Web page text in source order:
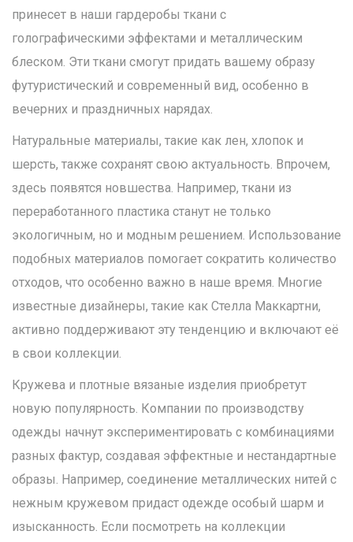
принесет в наши гардеробы ткани с
голографическими эффектами и металлическим
блеском. Эти ткани смогут придать вашему образу
футуристический и современный вид, особенно в
вечерних и праздничных нарядах.
Натуральные материалы, такие как лен, хлопок и
шерсть, также сохранят свою актуальность. Впрочем,
здесь появятся новшества. Например, ткани из
переработанного пластика станут не только
экологичным, но и модным решением. Использование
подобных материалов помогает сократить количество
отходов, что особенно важно в наше время. Многие
известные дизайнеры, такие как Стелла Маккартни,
активно поддерживают эту тенденцию и включают её
в свои коллекции.
Кружева и плотные вязаные изделия приобретут
новую популярность. Компании по производству
одежды начнут экспериментировать с комбинациями
разных фактур, создавая эффектные и нестандартные
образы. Например, соединение металлических нитей с
нежным кружевом придаст одежде особый шарм и
изысканность. Если посмотреть на коллекции